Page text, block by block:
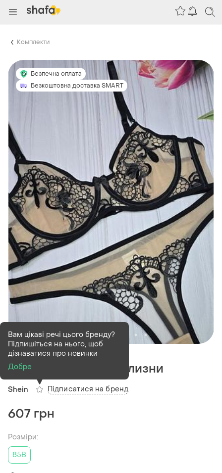
Комплекти
Безпечна оплата
Безкоштовна доставка SMART
В наявності1 шт
Комплект жіночої білизни
Shein
Вам цікаві речі цього бренду?
Підпишіться на нього, щоб
дізнаватися про новинки
Добре
Підписатися на бренд
607 грн
Розміри:
85B